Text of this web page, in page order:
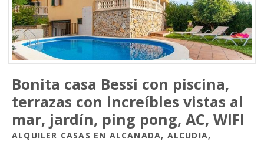
Bonita casa Bessi con piscina,
terrazas con increíbles vistas al
mar, jardín, ping pong, AC, WIFI
ALQUILER CASAS EN ALCANADA, ALCUDIA,